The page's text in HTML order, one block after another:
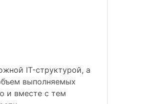
IT-структурой, а
выполняемых
и вместе с тем